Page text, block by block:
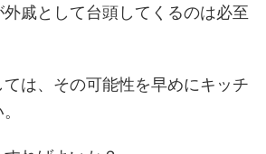
戚として台頭してくるのは必至
は、その可能性を早めにキッチ